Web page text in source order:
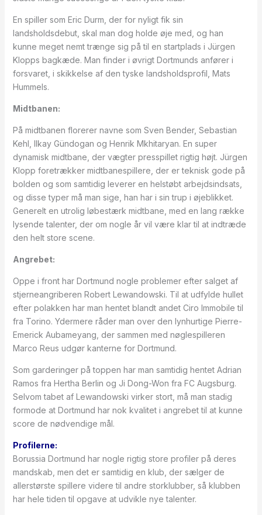
En spiller som Eric Durm, der for nyligt fik sin
landsholdsdebut, skal man dog holde øje med, og han
kunne meget nemt trænge sig på til en startplads i Jürgen
Klopps bagkæde. Man finder i øvrigt Dortmunds anfører i
forsvaret, i skikkelse af den tyske landsholdsprofil, Mats
Hummels.
Midtbanen:
På midtbanen florerer navne som Sven Bender, Sebastian
Kehl, Ilkay Gündogan og Henrik Mkhitaryan. En super
dynamisk midtbane, der vægter presspillet rigtig højt. Jürgen
Klopp foretrækker midtbanespillere, der er teknisk gode på
bolden og som samtidig leverer en helstøbt arbejdsindsats,
og disse typer må man sige, han har i sin trup i øjeblikket.
Generelt en utrolig løbestærk midtbane, med en lang række
lysende talenter, der om nogle år vil være klar til at indtræde
den helt store scene.
Angrebet:
Oppe i front har Dortmund nogle problemer efter salget af
stjerneangriberen Robert Lewandowski. Til at udfylde hullet
efter polakken har man hentet blandt andet Ciro Immobile til
fra Torino. Ydermere råder man over den lynhurtige Pierre-
Emerick Aubameyang, der sammen med nøglespilleren
Marco Reus udgør kanterne for Dortmund.
Som garderinger på toppen har man samtidig hentet Adrian
Ramos fra Hertha Berlin og Ji Dong-Won fra FC Augsburg.
Selvom tabet af Lewandowski virker stort, må man stadig
formode at Dortmund har nok kvalitet i angrebet til at kunne
score de nødvendige mål.
Profilerne:
Borussia Dortmund har nogle rigtig store profiler på deres
mandskab, men det er samtidig en klub, der sælger de
allerstørste spillere videre til andre storklubber, så klubben
har hele tiden til opgave at udvikle nye talenter.